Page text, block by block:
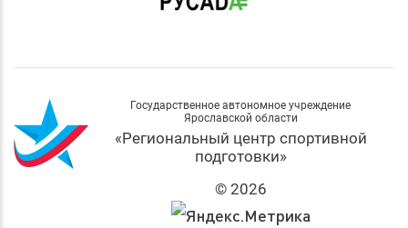
Государственное автономное учреждение
Ярославской области
«Региональный центр спортивной
подготовки»
© 2026